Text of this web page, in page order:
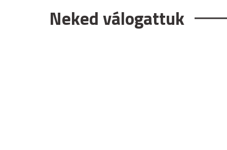
Neked válogattuk